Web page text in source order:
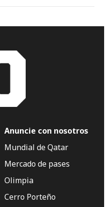
Anuncie con nosotros
Mundial de Qatar
Mercado de pases
Olimpia
Cerro Porteño